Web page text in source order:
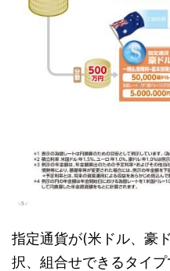
指定通貨が(米ドル、豪
択、組合せできるタイプ